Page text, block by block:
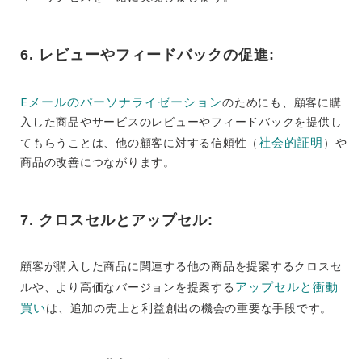
6. レビューやフィードバックの促進:
Eメールのパーソナライゼーションのためにも、顧客に購
入した商品やサービスのレビューやフィードバックを提供し
てもらうことは、他の顧客に対する信頼性（社会的証明 ）や
商品の改善につながります。
7. クロスセルとアップセル:
顧客が購入した商品に関連する他の商品を提案するクロスセ
ルや、より高価なバージョンを提案する アップセルと衝動
買いは、追加の売上と利益創出の機会の重要な手段です。